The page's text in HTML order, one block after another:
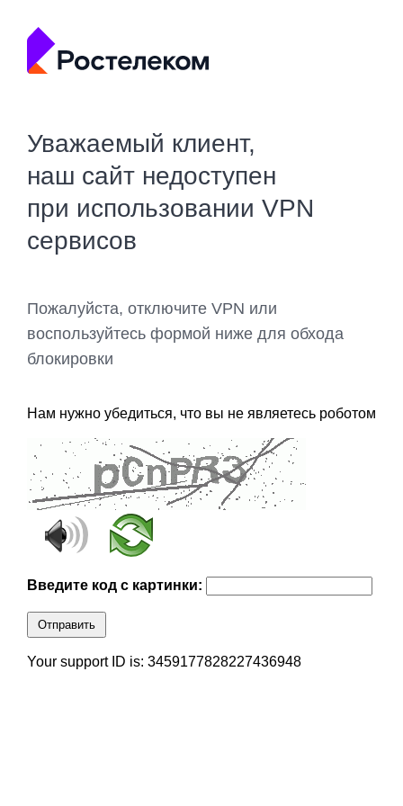
Уважаемый клиент,
наш сайт недоступен
при использовании VPN
сервисов
Пожалуйста, отключите VPN или
воспользуйтесь формой ниже для обхода
блокировки
Нам нужно убедиться, что вы не являетесь роботом
Введите код с картинки:
Отправить
Your support ID is: 3459177828227436948